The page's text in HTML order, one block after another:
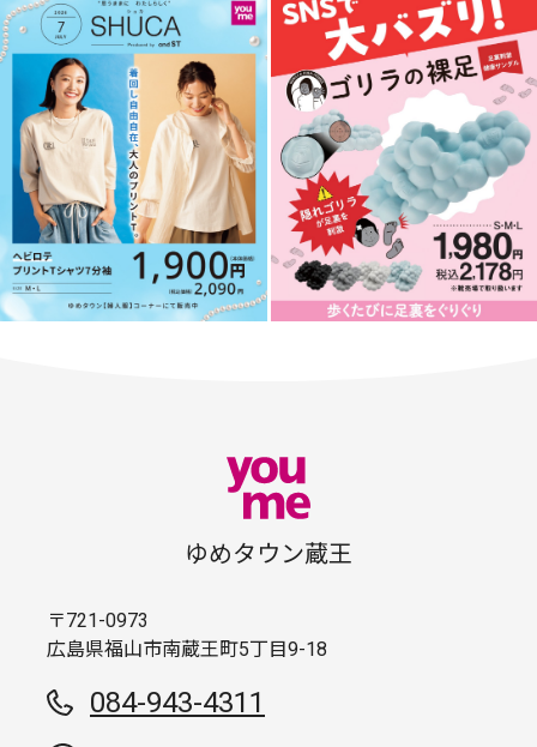
ゆめタウン蔵王
〒721-0973
広島県福山市南蔵王町5丁目9-18
084-943-4311